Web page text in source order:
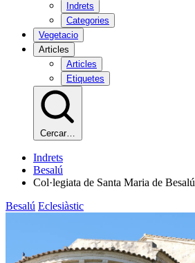
Indrets
Categories
Vegetacio
Articles
Articles
Etiquetes
Cercar…
Indrets
Besalú
Col·legiata de Santa Maria de Besalú
Besalú Eclesiàstic